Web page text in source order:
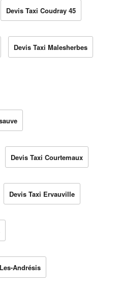
Devis Taxi Coudray 45
Devis Taxi Malesherbes
Devis Taxi Courtemaux
Devis Taxi Ervauville
Andrésis